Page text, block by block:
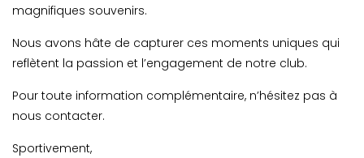
magnifiques souvenirs.
Nous avons hâte de capturer ces moments uniques qui
reflètent la passion et l’engagement de notre club.
Pour toute information complémentaire, n’hésitez pas à
nous contacter.
Sportivement,